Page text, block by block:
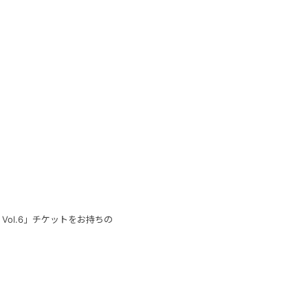
」チケットをお持ちの